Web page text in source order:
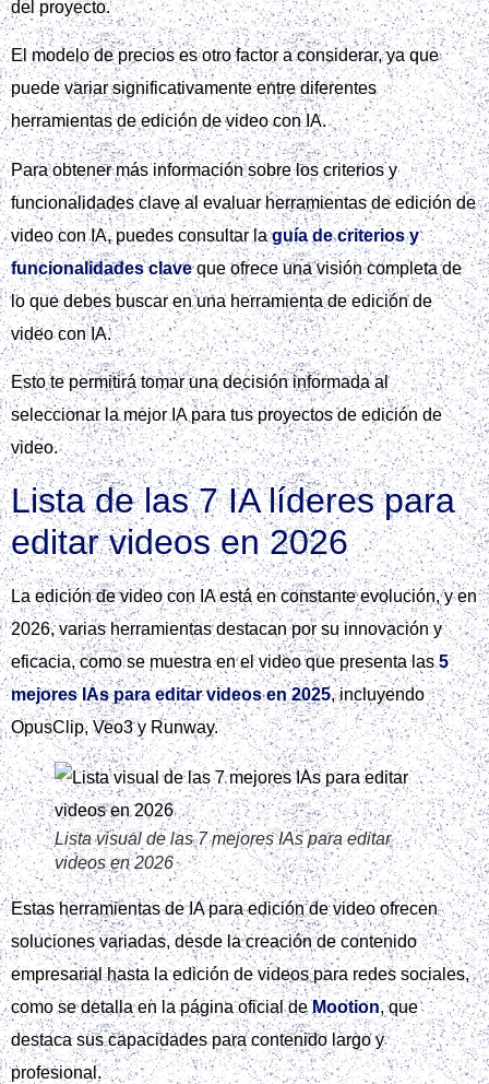
del proyecto.
El modelo de precios es otro factor a considerar, ya que
puede variar significativamente entre diferentes
herramientas de edición de video con IA.
Para obtener más información sobre los criterios y
funcionalidades clave al evaluar herramientas de edición de
video con IA, puedes consultar laguía de criterios y
funcionalidades claveque ofrece una visión completa de
lo que debes buscar en una herramienta de edición de
video con IA.
Esto te permitirá tomar una decisión informada al
seleccionar la mejor IA para tus proyectos de edición de
video.
Lista de las 7 IA líderes para
editar videos en 2026
La edición de video con IA está en constante evolución, y en
2026, varias herramientas destacan por su innovación y
eficacia, como se muestra en el video que presenta las5
mejores IAs para editar videos en 2025, incluyendo
OpusClip, Veo3 y Runway.
Lista visual de las 7 mejores IAs para editar
videos en 2026
Estas herramientas de IA para edición de video ofrecen
soluciones variadas, desde la creación de contenido
empresarial hasta la edición de videos para redes sociales,
como se detalla en la página oficial deMootion, que
destaca sus capacidades para contenido largo y
profesional.